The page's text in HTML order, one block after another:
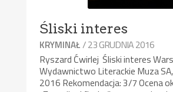
Śliski interes
KRYMINAŁ/ 23 GRUDNIA 2016
Ryszard Ćwirlej Śliski interes
Wydawnictwo Literackie Muza
2016 Rekomendacja: 3/7 Ocena